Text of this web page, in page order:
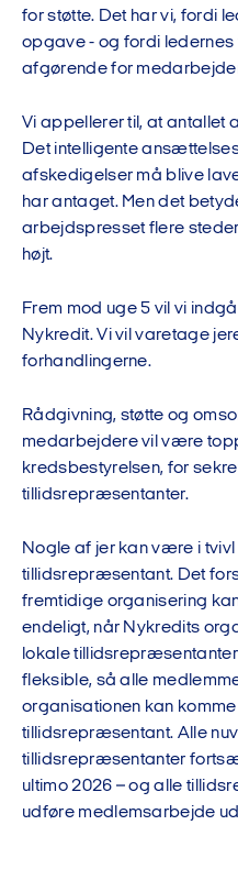
for støtte. Det har vi, fordi
opgave - og fordi
afgørende for
Vi appellerer til, at
Det intelligente
afskedigelser må blive
har antaget. Men det
arbejdspresset flere
højt.
Frem mod uge 5 vil vi
Nykredit. Vi vil varetage
forhandlingerne.
Rådgivning, støtte og
medarbejdere vil være
kredsbestyrelsen, for
tillidsrepræsentanter.
Nogle af jer kan være i tvivl
tillidsrepræsentant. Det
fremtidige organisering
endeligt, når Nykredits
lokale
fleksible, så alle
organisationen kan
tillidsrepræsentant. Alle
tillidsrepræsentanter
ultimo 2026 – og alle
udføre medlemsarbejde